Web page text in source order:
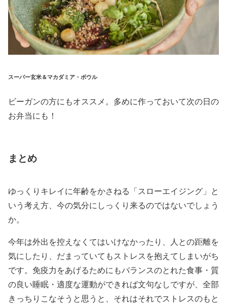
スーパー玄米＆マカダミア・ボウル
ビーガンの方にもオススメ。多めに作っておいて次の日の
お弁当にも！
まとめ
ゆっくりキレイに年齢をかさねる「スローエイジング」と
いう考え方、今の気分にしっくり来るのではないでしょう
か。
今年は外出を控えなくてはいけなかったり、人との距離を
気にしたり、だまっていてもストレスを抱えてしまいがち
です。免疫力をあげるためにもバランスのとれた食事・質
の良い睡眠・適度な運動ができれば文句なしですが、全部
きっちりこなそうと思うと、それはそれでストレスのもと